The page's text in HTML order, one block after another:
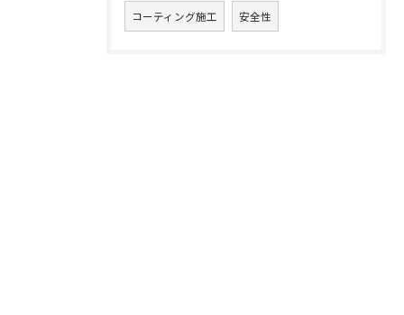
コーティング施工 安全性